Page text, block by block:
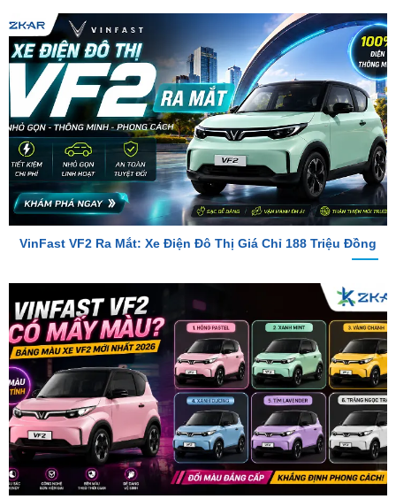
VinFast VF2 Ra Mắt: Xe Điện Đô Thị Giá Chỉ 188 Triệu Đồng
VinFast VF2 Có Mấy Màu? Bảng Màu Xe VF2 Mới Nhất 2026